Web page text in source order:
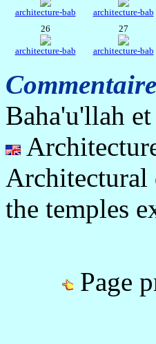
architecture-bab architecture-bab
26
architecture-bab
27
architecture-bab
Baha'u'llah
Architectural
the temples
Page